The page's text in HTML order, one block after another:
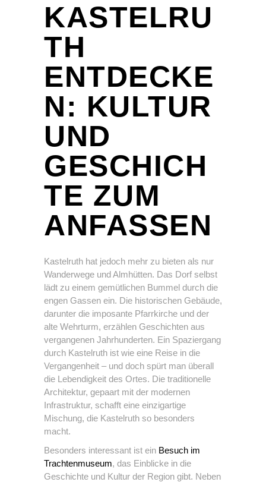
KASTELRU
TH
ENTDECKE
N: KULTUR
UND
GESCHICH
TE ZUM
ANFASSEN
Kastelruth hat jedoch mehr zu bieten als nur
Wanderwege und Almhütten. Das Dorf selbst
lädt zu einem gemütlichen Bummel durch die
engen Gassen ein. Die historischen Gebäude,
darunter die imposante Pfarrkirche und der
alte Wehrturm, erzählen Geschichten aus
vergangenen Jahrhunderten. Ein Spaziergang
durch Kastelruth ist wie eine Reise in die
Vergangenheit – und doch spürt man überall
die Lebendigkeit des Ortes. Die traditionelle
Architektur, gepaart mit der modernen
Infrastruktur, schafft eine einzigartige
Mischung, die Kastelruth so besonders
macht.
Besonders interessant ist ein Besuch im
Trachtenmuseum, das Einblicke in die
Geschichte und Kultur der Region gibt. Neben